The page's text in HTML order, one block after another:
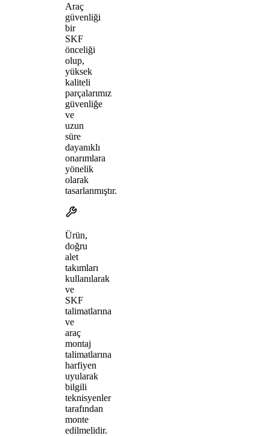
Araç
güvenliği
bir
SKF
önceliği
olup,
yüksek
kaliteli
parçalarımız
güvenliğe
ve
uzun
süre
dayanıklı
onarımlara
yönelik
olarak
tasarlanmıştır.
Ürün,
doğru
alet
takımları
kullanılarak
ve
SKF
talimatlarına
ve
araç
montaj
talimatlarına
harfiyen
uyularak
bilgili
teknisyenler
tarafından
monte
edilmelidir.